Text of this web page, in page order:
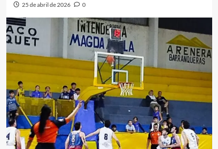
25 de abril de 2026 0